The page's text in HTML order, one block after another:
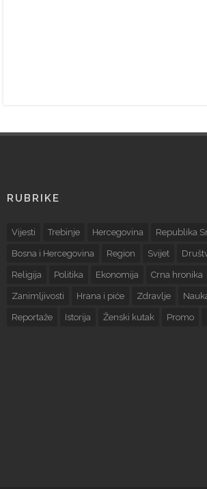
RUBRIKE
Vijesti Trebinje Hercegovina Republika
Bosna i Hercegovina Region Svijet
Religija Politika Ekonomija Crna hronika
Zanimljivosti Hrana i piće Zdravlje
Reportaže Istorija Ženski kutak Promo